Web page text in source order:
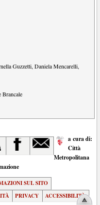
Guzzetti,Daniela Mencarelli,
Brancale
a cura di:
Città
Metropolitana
SUL SITO
PRIVACY
ACCESSIBILITÀ